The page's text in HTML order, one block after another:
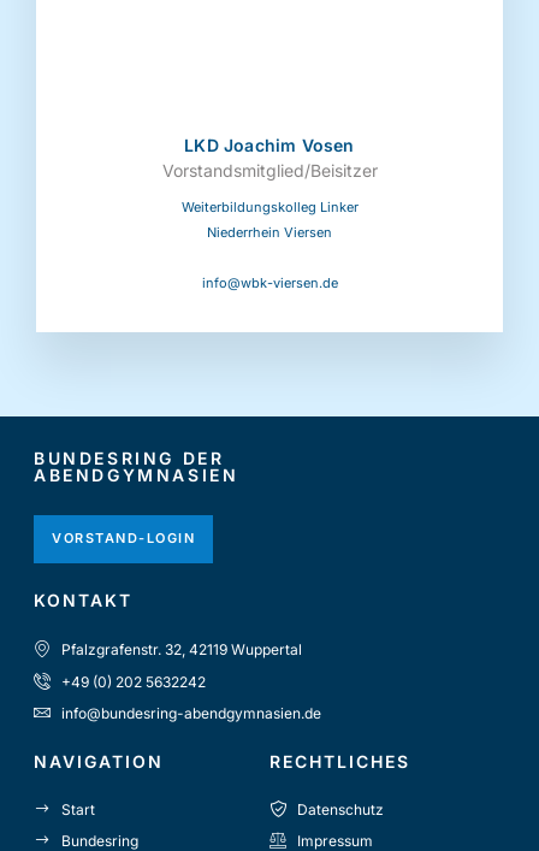
LKD Joachim Vosen
Vorstandsmitglied/Beisitzer
Weiterbildungskolleg Linker
Niederrhein Viersen
info@wbk-viersen.de
BUNDESRING DER
ABENDGYMNASIEN
VORSTAND-LOGIN
KONTAKT
Pfalzgrafenstr. 32, 42119 Wuppertal
+49 (0) 202 5632242
info@bundesring-abendgymnasien.de
NAVIGATION
Start
Bundesring
RECHTLICHES
Datenschutz
Impressum